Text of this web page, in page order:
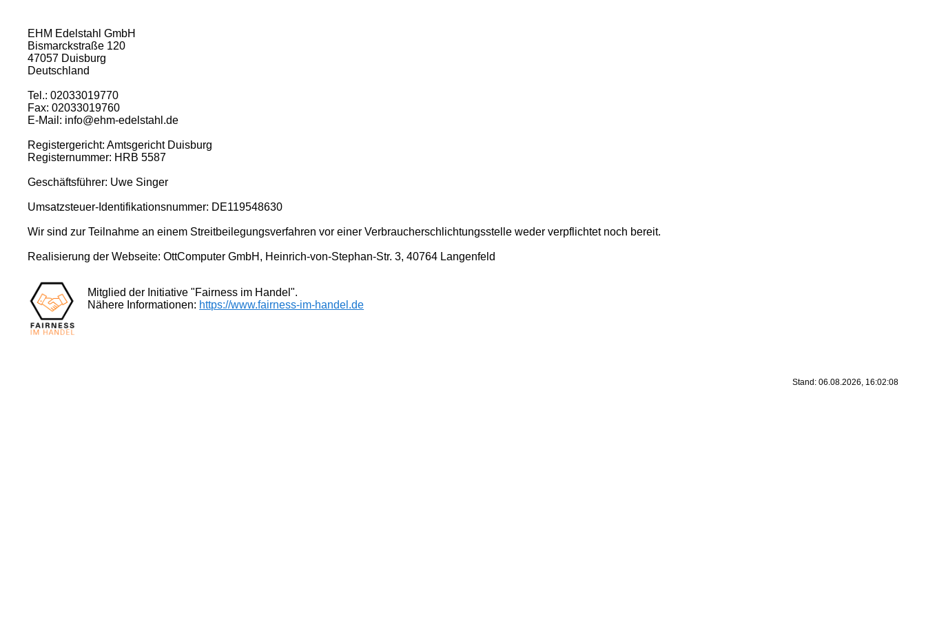
EHM Edelstahl GmbH
Bismarckstraße 120
47057 Duisburg
Deutschland
Tel.: 02033019770
Fax: 02033019760
E-Mail: info@ehm-edelstahl.de
Registergericht: Amtsgericht Duisburg
Registernummer: HRB 5587
Geschäftsführer: Uwe Singer
Umsatzsteuer-Identifikationsnummer: DE119548630
Wir sind zur Teilnahme an einem Streitbeilegungsverfahren vor einer Verbraucherschlichtungsstelle weder verpflichtet noch bereit.
Realisierung der Webseite: OttComputer GmbH, Heinrich-von-Stephan-Str. 3, 40764 Langenfeld
Mitglied der Initiative "Fairness im Handel".
Nähere Informationen: https://www.fairness-im-handel.de
Stand: 06.08.2026, 16:02:08